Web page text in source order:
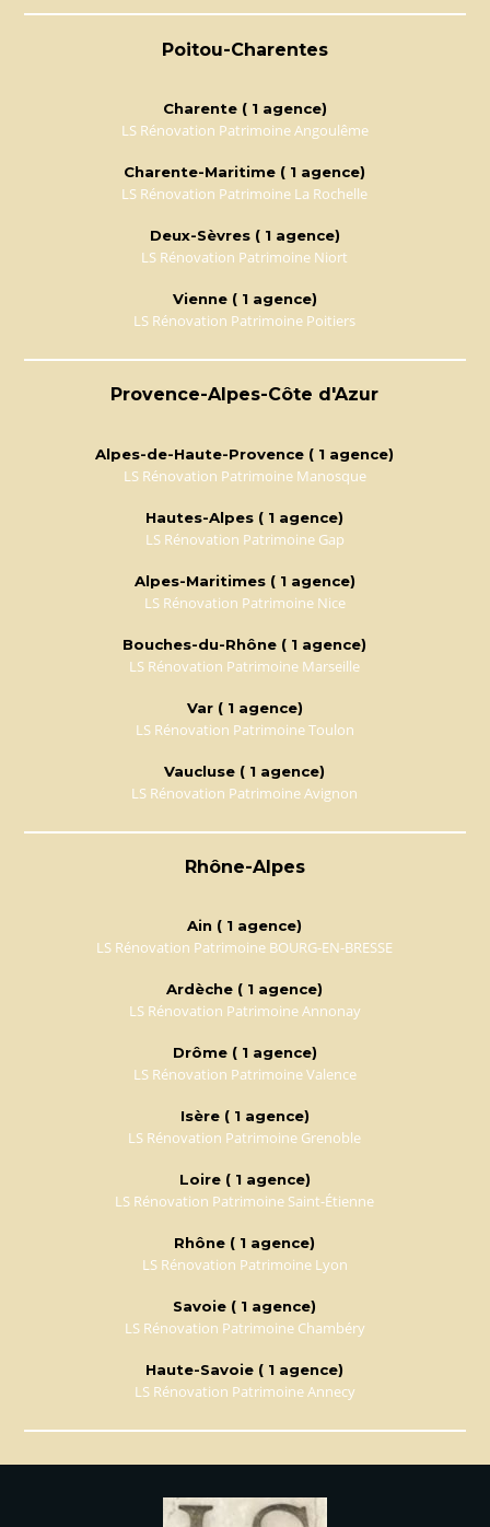
Poitou-Charentes
Charente ( 1 agence)
LS Rénovation Patrimoine Angoulême
Charente-Maritime ( 1 agence)
LS Rénovation Patrimoine La Rochelle
Deux-Sèvres ( 1 agence)
LS Rénovation Patrimoine Niort
Vienne ( 1 agence)
LS Rénovation Patrimoine Poitiers
Provence-Alpes-Côte d'Azur
Alpes-de-Haute-Provence ( 1 agence)
LS Rénovation Patrimoine Manosque
Hautes-Alpes ( 1 agence)
LS Rénovation Patrimoine Gap
Alpes-Maritimes ( 1 agence)
LS Rénovation Patrimoine Nice
Bouches-du-Rhône ( 1 agence)
LS Rénovation Patrimoine Marseille
Var ( 1 agence)
LS Rénovation Patrimoine Toulon
Vaucluse ( 1 agence)
LS Rénovation Patrimoine Avignon
Rhône-Alpes
Ain ( 1 agence)
LS Rénovation Patrimoine BOURG-EN-BRESSE
Ardèche ( 1 agence)
LS Rénovation Patrimoine Annonay
Drôme ( 1 agence)
LS Rénovation Patrimoine Valence
Isère ( 1 agence)
LS Rénovation Patrimoine Grenoble
Loire ( 1 agence)
LS Rénovation Patrimoine Saint-Étienne
Rhône ( 1 agence)
LS Rénovation Patrimoine Lyon
Savoie ( 1 agence)
LS Rénovation Patrimoine Chambéry
Haute-Savoie ( 1 agence)
LS Rénovation Patrimoine Annecy